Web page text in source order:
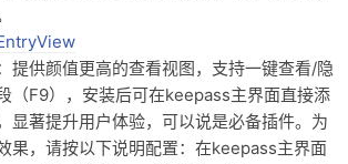
提供颜值更高的查看视图，支持一键查看/隐
（F9），安装后可在keepass主界面直接添
显著提升用户体验，可以说是必备插件。为
果，请按以下说明配置：在keepass主界面